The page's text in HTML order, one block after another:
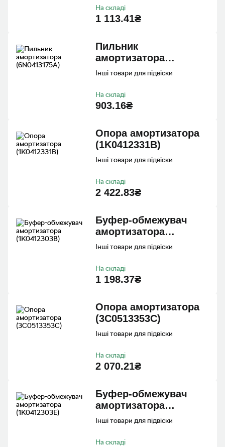
1 113.41₴
На складі
Пильник
амортизатора
(6N0413175A)
Інші товари для підвіски
903.16₴
На складі
Опора амортизатора
(1K0412331B)
Інші товари для підвіски
2 422.83₴
На складі
Буфер-обмежувач
амортизатора
(1K0412303B)
Інші товари для підвіски
1 198.37₴
На складі
Опора амортизатора
(3C0513353C)
Інші товари для підвіски
2 070.21₴
На складі
Буфер-обмежувач
амортизатора
(1K0412303E)
Інші товари для підвіски
На складі